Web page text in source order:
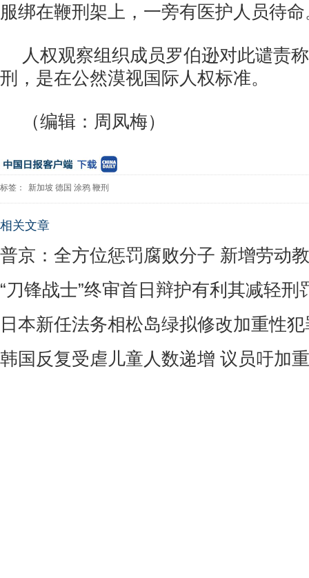
服绑在鞭刑架上，一旁有医护人员待命
人权观察组织成员罗伯逊对此谴责
刑，是在公然漠视国际人权标准。
（编辑：周凤梅）
标签： 新加坡 德国 涂鸦 鞭刑
相关文章
普京：全方位惩罚腐败分子 新增劳动
“刀锋战士”终审首日辩护有利其减轻刑
日本新任法务相松岛绿拟修改加重性
韩国反复受虐儿童人数递增 议员吁加